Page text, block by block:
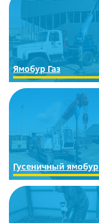
Ямобур Газ
Гусеничный ямобур